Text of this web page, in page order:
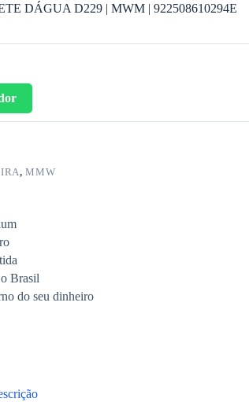
DÁGUA D229 | MWM | 922508610294E
,MMW
Brasil
do seu dinheiro